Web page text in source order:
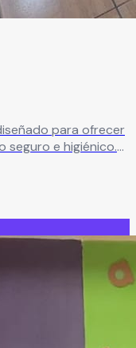
para ofrecer
seguro e higiénico.
de los